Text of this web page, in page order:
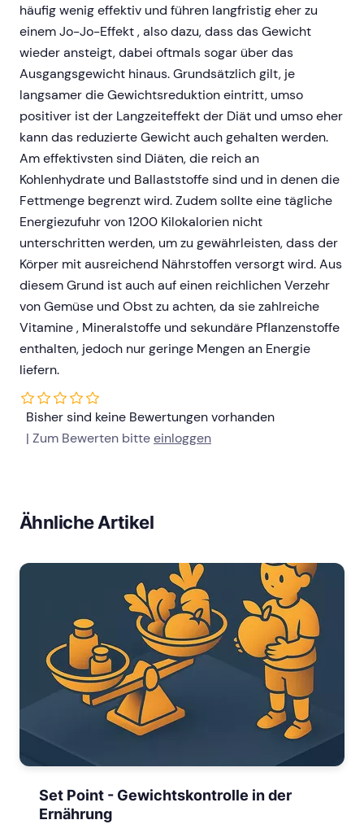
häufig wenig effektiv und führen langfristig eher zu
einem Jo-Jo-Effekt , also dazu, dass das Gewicht
wieder ansteigt, dabei oftmals sogar über das
Ausgangsgewicht hinaus. Grundsätzlich gilt, je
langsamer die Gewichtsreduktion eintritt, umso
positiver ist der Langzeiteffekt der Diät und umso eher
kann das reduzierte Gewicht auch gehalten werden.
Am effektivsten sind Diäten, die reich an
Kohlenhydrate und Ballaststoffe sind und in denen die
Fettmenge begrenzt wird. Zudem sollte eine tägliche
Energiezufuhr von 1200 Kilokalorien nicht
unterschritten werden, um zu gewährleisten, dass der
Körper mit ausreichend Nährstoffen versorgt wird. Aus
diesem Grund ist auch auf einen reichlichen Verzehr
von Gemüse und Obst zu achten, da sie zahlreiche
Vitamine , Mineralstoffe und sekundäre Pflanzenstoffe
enthalten, jedoch nur geringe Mengen an Energie
liefern.
Bisher sind keine Bewertungen vorhanden
| Zum Bewerten bitteeinloggen
Ähnliche Artikel
Set Point - Gewichtskontrolle in der
Ernährung